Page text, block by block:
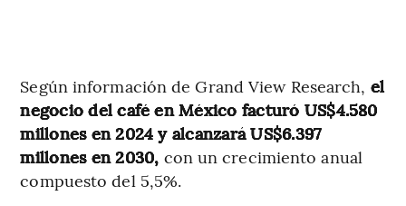
Según información de Grand View Research, el
negocio del café en México facturó US$4.580
millones en 2024 y alcanzará US$6.397
millones en 2030, con un crecimiento anual
compuesto del 5,5%.